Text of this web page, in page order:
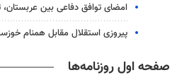
امضای توافق دفاعی بین عربستان،
پیروزی استقلال مقابل همنام
صفحه اول روزنامه‌ها